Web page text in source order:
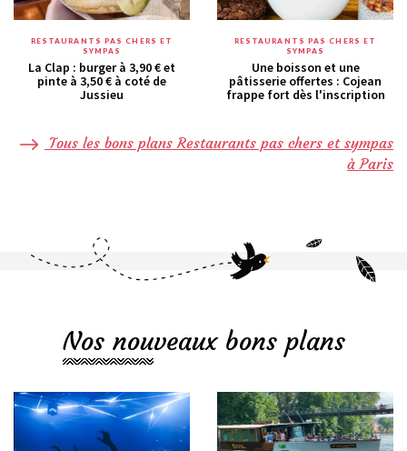
RESTAURANTS PAS CHERS ET
SYMPAS
La Clap : burger à 3,90 € et
pinte à 3,50 € à coté de
Jussieu
RESTAURANTS PAS CHERS ET
SYMPAS
Une boisson et une
pâtisserie offertes : Cojean
frappe fort dès l'inscription
Tous les bons plans Restaurants pas chers et sympas
à Paris
Nos nouveaux bons plans